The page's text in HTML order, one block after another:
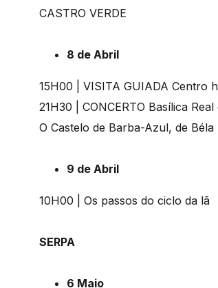
CASTRO VERDE
8 de Abril
15H00 | VISITA GUIADA Centro
21H30 | CONCERTO Basílica
O Castelo de Barba-Azul, de
9 de Abril
10H00 | Os passos do ciclo da lã
SERPA
6 Maio